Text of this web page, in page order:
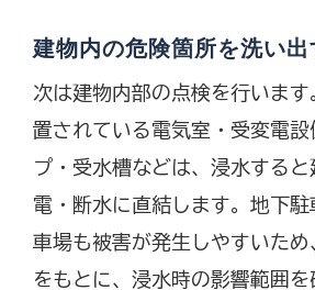
建物内の危険箇所を洗い出
次は建物内部の点検を行いま
置されている電気室・受変電設
プ・受水槽などは、浸水する
電・断水に直結します。地下
車場も被害が発生しやすいため
をもとに、浸水時の影響範囲